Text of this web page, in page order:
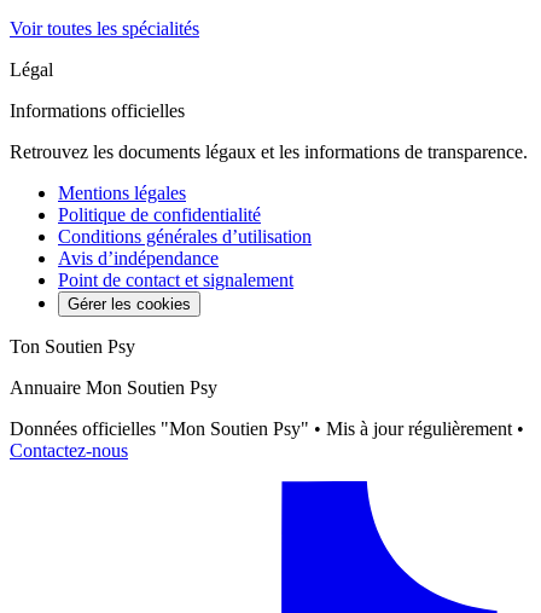
Voir toutes les spécialités
Légal
Informations officielles
Retrouvez les documents légaux et les informations de transparence.
Mentions légales
Politique de confidentialité
Conditions générales d’utilisation
Avis d’indépendance
Point de contact et signalement
Gérer les cookies
Ton Soutien Psy
Annuaire Mon Soutien Psy
Données officielles "Mon Soutien Psy" • Mis à jour régulièrement •
Contactez-nous